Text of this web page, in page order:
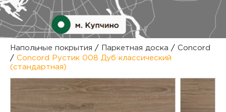
Напольные покрытия / Паркетная доска / Concord
/ Concord Рустик 008 Дуб классический
(стандартная)